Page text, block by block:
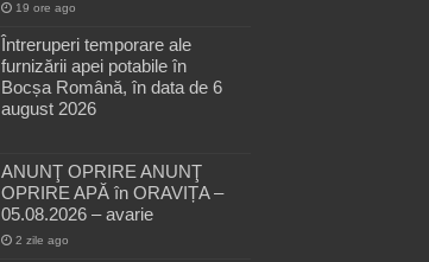
19 ore ago
Întreruperi temporare ale
furnizării apei potabile în
Bocșa Română, în data de 6
august 2026
ANUNŢ OPRIRE ANUNŢ
OPRIRE APĂ în ORAVIȚA –
05.08.2026 – avarie
2 zile ago